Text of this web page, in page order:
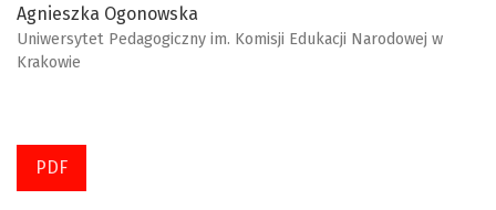
Agnieszka Ogonowska
Uniwersytet Pedagogiczny im. Komisji Edukacji Narodowej w
Krakowie
PDF